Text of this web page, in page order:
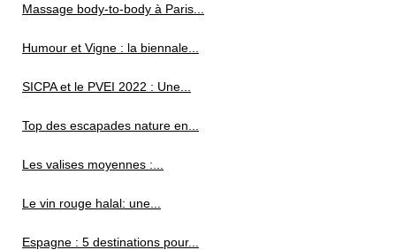
Massage body-to-body à Paris...
Humour et Vigne : la biennale...
SICPA et le PVEI 2022 : Une...
Top des escapades nature en...
Les valises moyennes :...
Le vin rouge halal: une...
Espagne : 5 destinations pour...